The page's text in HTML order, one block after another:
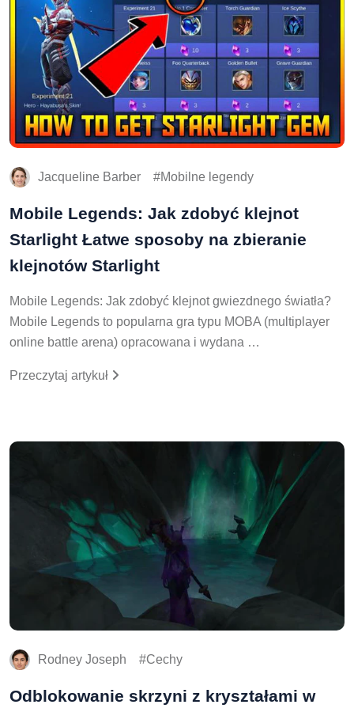
Jacqueline Barber Mobilne legendy
Mobile Legends: Jak zdobyć klejnot
Starlight Łatwe sposoby na zbieranie
klejnotów Starlight
Mobile Legends: Jak zdobyć klejnot gwiezdnego światła?
Mobile Legends to popularna gra typu MOBA (multiplayer
online battle arena) opracowana i wydana …
Przeczytaj artykuł
Rodney Joseph Cechy
Odblokowanie skrzyni z kryształami w